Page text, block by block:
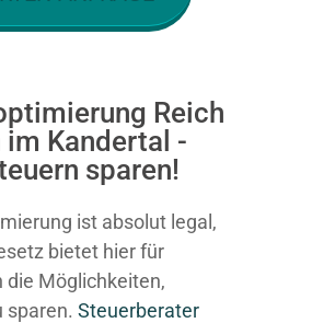
Reich
im Kandertal -
sparen!
ist absolut legal,
bietet hier für
die Möglichkeiten,
sparen. Steuerberater